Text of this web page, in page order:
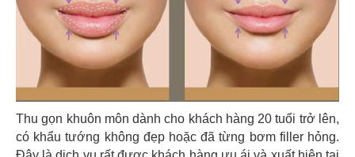
Thu gọn khuôn môn dành cho khách hàng 20 tuổi trở lên,
có khẩu tướng không đẹp hoặc đã từng bơm filler hỏng.